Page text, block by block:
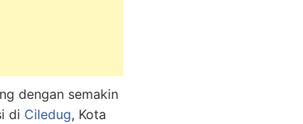
dengan semakin
di Ciledug, Kota